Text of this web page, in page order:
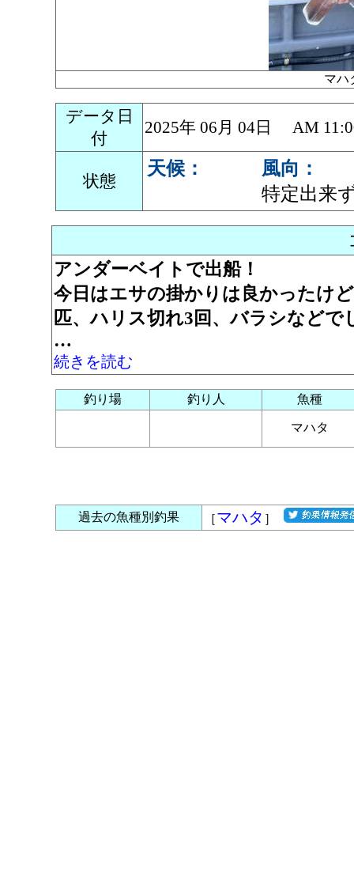
マ
データ日
付
2025年 06月 04日 AM
状態
天候：
風向：
特定出来
アンダーベイトで出船！
今日はエサの掛かりは良かったけ
匹、ハリス切れ3回、バラシなどで
…
続きを読む
釣り場 釣り人 魚種
マハタ
過去の魚種別釣果 ［マハタ ］